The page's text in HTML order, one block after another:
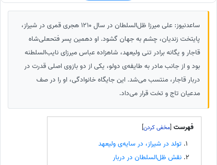
ساعدنیوز: علی میرزا ظل‌السلطان در سال 1210 هجری قمری در شیراز،
پایتخت زندیان، چشم به جهان گشود. او دهمین پسر فتحعلی‌شاه
قاجار و یگانه برادر تنی ولیعهد، شاهزاده عباس میرزای نایب‌السلطنه
بود و از جانب مادر به طایفه‌ی دولو، یکی از دو بازوی اصلی قدرت در
دربار قاجار، منتسب می‌شد. این جایگاه خانوادگی، او را در صف
مدعیان تاج و تخت قرار می‌داد.
فهرست [
]
تولد در شیراز، در سایه‌ی ولیعهد
نقش ظل‌السلطان در دربار